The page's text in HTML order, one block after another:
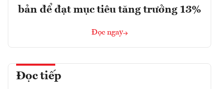
bản để đạt mục tiêu tăng trưởng 13%
Đọc ngay
Đọc tiếp